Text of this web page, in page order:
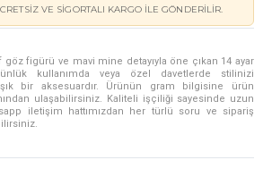
VE SIGORTALI KARGO ILE GÖNDERILIR.
figürü ve mavi mine detayıyla öne çıkan 14 ayar
kullanımda veya özel davetlerde stilinizi
bir aksesuardır. Ürünün gram bilgisine ürün
ulaşabilirsiniz. Kaliteli işçiliği sayesinde uzun
iletişim hattımızdan her türlü soru ve sipariş